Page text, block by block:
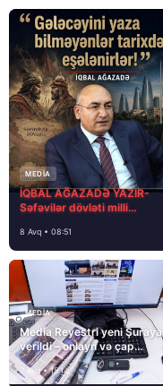
MEDİA
İQBAL AĞAZADƏ YAZIR-
Səfəvilər dövləti milli
8 Avq • 08:51
MEDİA
Media Reyestri yeni Şuraya
verildi – onlayn və çap
mediasını nə gözləyir?
7 Avq • 15:14